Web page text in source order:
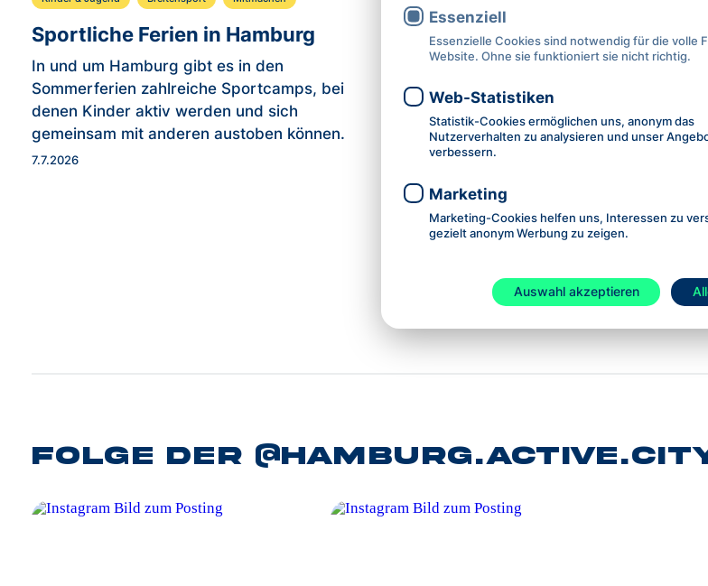
Sportliche Ferien in Hamburg
In und um Hamburg gibt es in den
Sommerferien zahlreiche Sportcamps, bei
denen Kinder aktiv werden und sich
gemeinsam mit anderen austoben können.
7.7.2026
EHF Finals Men 2027 erneut
Hamburg
Die europäische Handball-Elite
am 22. und 23. Mai erneut in der
Barclays Arena statt. Damit ist
Finalturniers der EHF European
17.7.2026
Mehr laden
Folge der
Essenziell
Essenzielle Cookies sind notwendig für die volle
Website. Ohne sie funktioniert sie nicht richtig.
Web-Statistiken
Statistik-Cookies ermöglichen uns, anonym das
Nutzerverhalten zu analysieren und unser
verbessern.
Marketing
Marketing-Cookies helfen uns, Interessen zu
gezielt anonym Werbung zu zeigen.
Auswahl akzeptieren